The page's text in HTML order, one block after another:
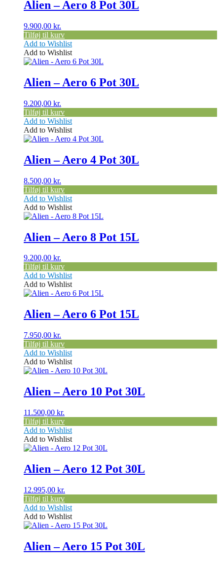
Alien – Aero 8 Pot 30L
9.900,00 kr.
Tilføj til kurv
Add to Wishlist
Add to Wishlist
Alien – Aero 6 Pot 30L
9.200,00 kr.
Tilføj til kurv
Add to Wishlist
Add to Wishlist
Alien – Aero 4 Pot 30L
8.500,00 kr.
Tilføj til kurv
Add to Wishlist
Add to Wishlist
Alien – Aero 8 Pot 15L
9.200,00 kr.
Tilføj til kurv
Add to Wishlist
Add to Wishlist
Alien – Aero 6 Pot 15L
7.950,00 kr.
Tilføj til kurv
Add to Wishlist
Add to Wishlist
Alien – Aero 10 Pot 30L
11.500,00 kr.
Tilføj til kurv
Add to Wishlist
Add to Wishlist
Alien – Aero 12 Pot 30L
12.995,00 kr.
Tilføj til kurv
Add to Wishlist
Add to Wishlist
Alien – Aero 15 Pot 30L